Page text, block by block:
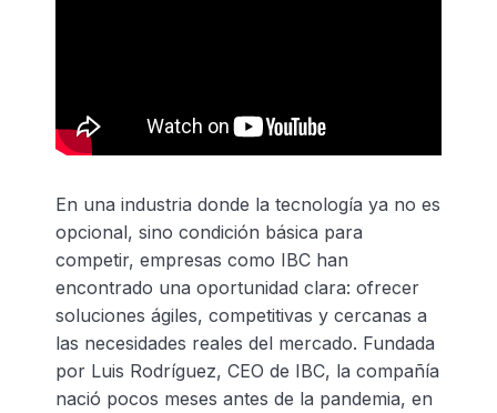
En una industria donde la tecnología ya no es
opcional, sino condición básica para
competir, empresas como IBC han
encontrado una oportunidad clara: ofrecer
soluciones ágiles, competitivas y cercanas a
las necesidades reales del mercado. Fundada
por Luis Rodríguez, CEO de IBC, la compañía
nació pocos meses antes de la pandemia, en